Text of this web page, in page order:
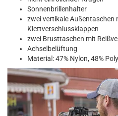
Sonnenbrillenhalter
zwei vertikale Außentaschen
Klettverschlussklappen
zwei Brusttaschen mit
Achselbelüftung
Material: 47% Nylon, 48%